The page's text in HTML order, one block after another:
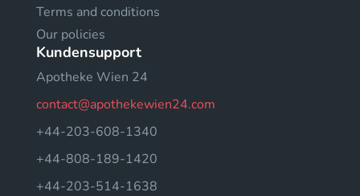
Terms and conditions
Our policies
Kundensupport
Apotheke Wien 24
contact@apothekewien24.com
+44-203-608-1340
+44-808-189-1420
+44-203-514-1638